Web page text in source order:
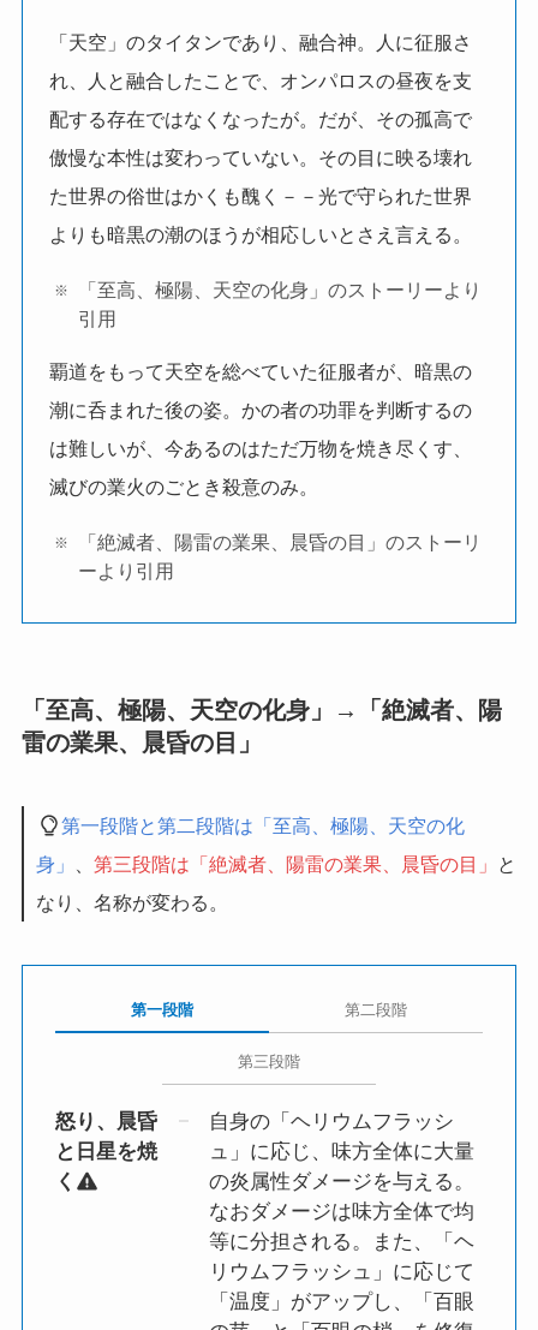
「天空」のタイタンであり、融合神。人に征服さ
れ、人と融合したことで、オンパロスの昼夜を支
配する存在ではなくなったが。だが、その孤高で
傲慢な本性は変わっていない。その目に映る壊れ
た世界の俗世はかくも醜く－－光で守られた世界
よりも暗黒の潮のほうが相応しいとさえ言える。
「至高、極陽、天空の化身」のストーリーより
引用
覇道をもって天空を総べていた征服者が、暗黒の
潮に呑まれた後の姿。かの者の功罪を判断するの
は難しいが、今あるのはただ万物を焼き尽くす、
滅びの業火のごとき殺意のみ。
「絶滅者、陽雷の業果、晨昏の目」のストーリ
ーより引用
「至高、極陽、天空の化身」→「絶滅者、陽
雷の業果、晨昏の目」
第一段階と第二段階は 「至高、極陽、天空の化
身」
第三段階は 「絶滅者、陽雷の業果、晨昏の目」
と
なり、名称が変わる。
第一段階 第二段階
第三段階
怒り、晨昏
と日星を焼
く
自身の「ヘリウムフラッシ
ュ」に応じ、味方全体に大量
の炎属性ダメージを与える。
なおダメージは味方全体で均
等に分担される。また、「ヘ
リウムフラッシュ」に応じて
「温度」がアップし、「百眼